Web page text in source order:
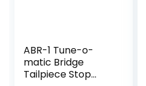
ABR-1 Tune-o-
matic Bridge
Tailpiece Stop